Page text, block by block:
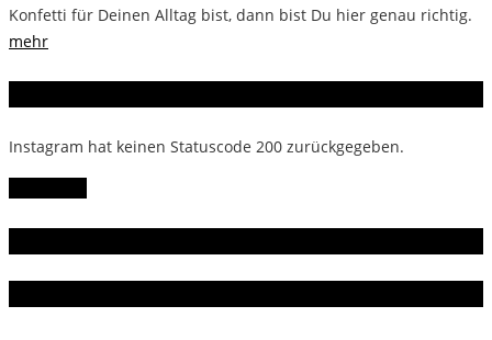
Konfetti für Deinen Alltag bist, dann bist Du hier genau richtig.
mehr
Instagram hat keinen Statuscode 200 zurückgegeben.